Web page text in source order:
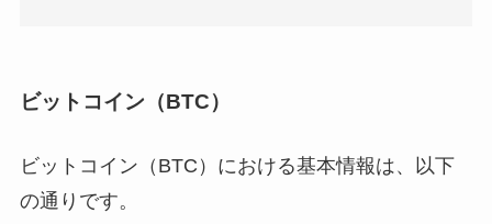
ビットコイン（BTC）
ビットコイン（BTC）における基本情報は、以下
の通りです。